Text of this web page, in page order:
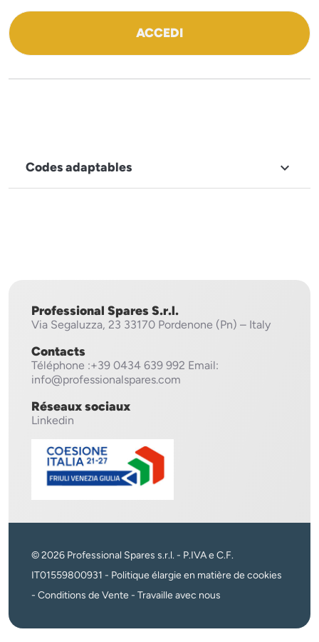
ACCEDI
Codes adaptables 
Professional Spares S.r.l.
Via Segaluzza, 23 33170 Pordenone (Pn) – Italy
Contacts
Téléphone :+39 0434 639 992 Email:
info@professionalspares.com
Réseaux sociaux
Linkedin
© 2026 Professional Spares s.r.l. - P.IVA e C.F.
IT01559800931 - Politique élargie en matière de cookies
- Conditions de Vente - Travaille avec nous